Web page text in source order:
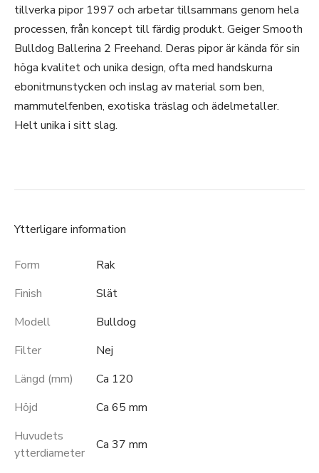
tillverka pipor 1997 och arbetar tillsammans genom hela
processen, från koncept till färdig produkt. Geiger Smooth
Bulldog Ballerina 2 Freehand. Deras pipor är kända för sin
höga kvalitet och unika design, ofta med handskurna
ebonitmunstycken och inslag av material som ben,
mammutelfenben, exotiska träslag och ädelmetaller.
Helt unika i sitt slag.
Ytterligare information
Form
Rak
Finish
Slät
Modell
Bulldog
Filter
Nej
Längd (mm)
Ca 120
Höjd
Ca 65 mm
Huvudets
ytterdiameter
Ca 37 mm